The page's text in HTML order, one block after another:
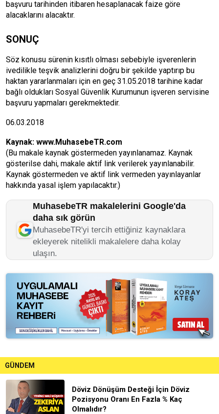
başvuru tarihinden itibaren hesaplanacak faize göre
alacaklarını alacaktır.
SONUÇ
Söz konusu sürenin kısıtlı olması sebebiyle işverenlerin
ivedilikle teşvik analizlerini doğru bir şekilde yaptırıp bu
haktan yararlanmaları için en geç 31.05.2018 tarihine kadar
bağlı oldukları Sosyal Güvenlik Kurumunun işveren servisine
başvuru yapmaları gerekmektedir.
06.03.2018
Kaynak: www.MuhasebeTR.com
(Bu makale kaynak göstermeden yayınlanamaz. Kaynak
gösterilse dahi, makale aktif link verilerek yayınlanabilir.
Kaynak göstermeden ve aktif link vermeden yayınlayanlar
hakkında yasal işlem yapılacaktır.)
MuhasebeTR makalelerini Google'da
daha sık görün
MuhasebeTR'yi tercih ettiğiniz kaynaklara
ekleyerek nitelikli makalelere daha kolay
ulaşın.
GÜNDEM
Döviz Dönüşüm Desteği İçin Döviz
Pozisyonu Oranı En Fazla % Kaç
Olmalıdır?